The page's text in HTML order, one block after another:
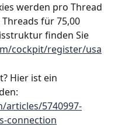
werden pro Thread
für 75,00
finden Sie
cockpit/register/usa
Hier ist ein
articles/5740997-
connection